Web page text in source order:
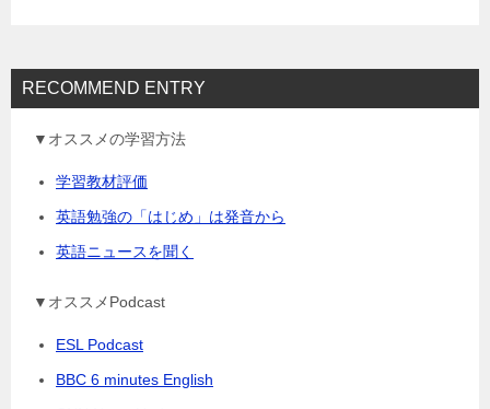
RECOMMEND ENTRY
▼オススメの学習方法
学習教材評価
英語勉強の「はじめ」は発音から
英語ニュースを聞く
▼オススメPodcast
ESL Podcast
BBC 6 minutes English